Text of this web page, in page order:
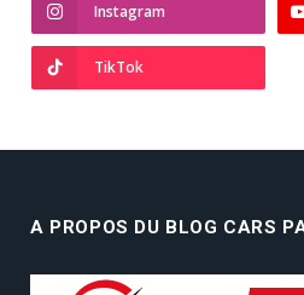
Instagram
TikTok
A PROPOS DU BLOG CARS